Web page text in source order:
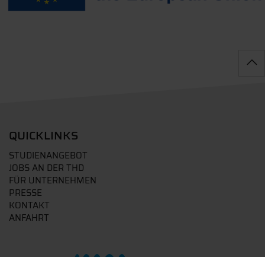
QUICKLINKS
STUDIENANGEBOT
JOBS AN DER THD
FÜR UNTERNEHMEN
PRESSE
KONTAKT
ANFAHRT